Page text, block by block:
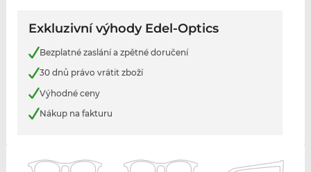
Exkluzivní výhody Edel-Optics
Bezplatné zaslání a zpětné doručení
30 dnů právo vrátit zboží
Výhodné ceny
Nákup na fakturu